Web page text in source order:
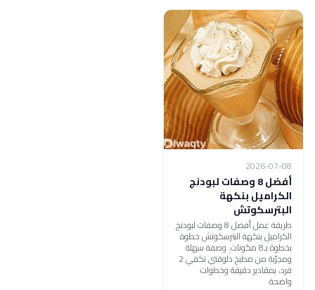
2026-07-08
أفضل 8 وصفات لبودنج
الكراميل بنكهة
البترسكوتش
طريقة عمل أفضل 8 وصفات لبودنج
الكراميل بنكهة البترسكوتش خطوة
بخطوة بـ8 مكونات. وصفة سهلة
ومجرّبة من مطبخ دلوقتي تكفي 2
فرد، بمقادير دقيقة وخطوات
واضحة.